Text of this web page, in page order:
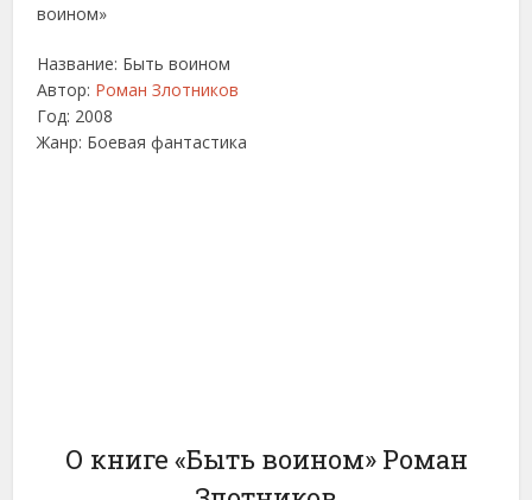
Название: Быть воином
Автор: Роман Злотников
Год: 2008
Жанр: Боевая фантастика
О книге «Быть воином» Роман